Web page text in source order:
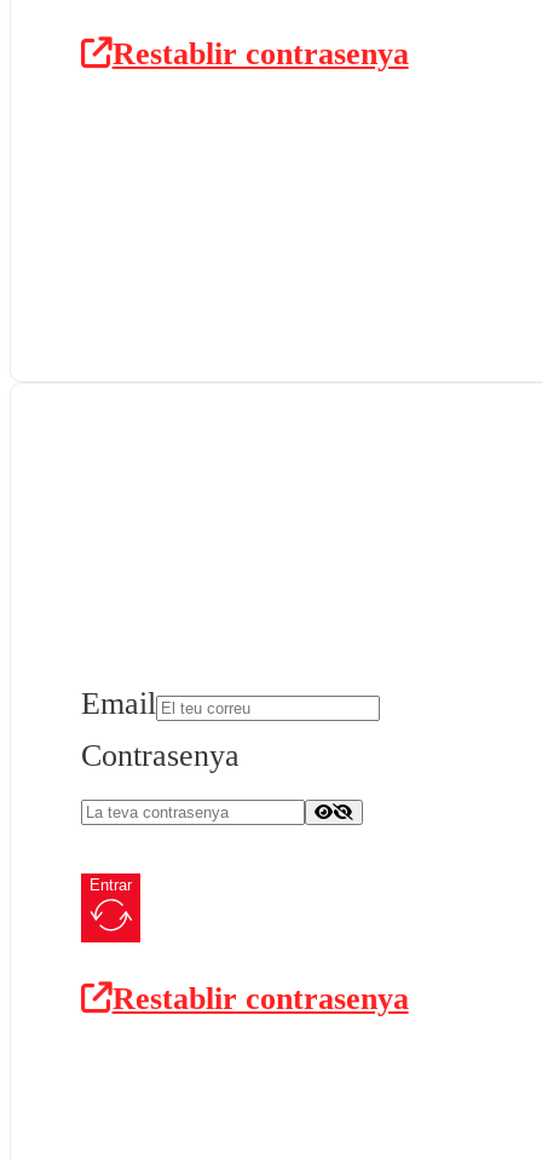
Restablir contrasenya
Email
Contrasenya
Entrar
Restablir contrasenya